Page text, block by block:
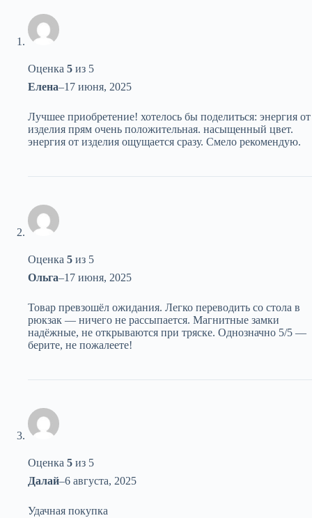
Оценка 5 из 5
Елена–17 июня, 2025
Лучшее приобретение! хотелось бы поделиться: энергия от
изделия прям очень положительная. насыщенный цвет.
энергия от изделия ощущается сразу. Смело рекомендую.
Оценка 5 из 5
Ольга–17 июня, 2025
Товар превзошёл ожидания. Легко переводить со стола в
рюкзак — ничего не рассыпается. Магнитные замки
надёжные, не открываются при тряске. Однозначно 5/5 —
берите, не пожалеете!
Оценка 5 из 5
Далай–6 августа, 2025
Удачная покупка